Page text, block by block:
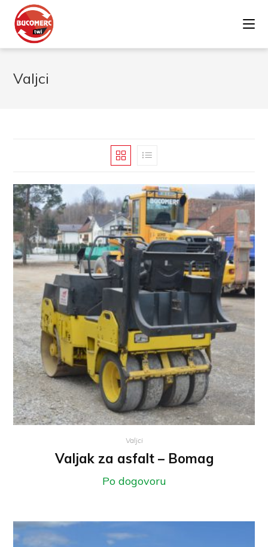
Valjci
Valjci
Valjak za asfalt – Bomag
Po dogovoru